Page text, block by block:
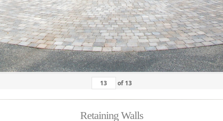
of 13
Retaining Walls